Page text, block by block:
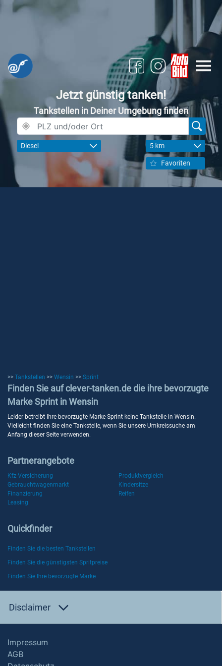
Jetzt günstig tanken!
Tankstellen in Deiner Umgebung finden
Diesel 5 km
Favoriten
>> Tankstellen >> Wensin >> Sprint
Finden Sie auf clever-tanken.de die ihre bevorzugte
Marke Sprint in Wensin
Leider betreibt Ihre bevorzugte Marke Sprint keine Tankstelle in Wensin.
Vielleicht finden Sie eine Tankstelle, wenn Sie unsere Umkreissuche am
Anfang dieser Seite verwenden.
Partnerangebote
Kfz-Versicherung
Produktvergleich
Gebrauchtwagenmarkt
Kindersitze
Finanzierung
Reifen
Leasing
Quickfinder
Finden Sie die besten Tankstellen
Finden Sie die günstigsten Spritpreise
Finden Sie Ihre bevorzugte Marke
Disclaimer
Impressum
AGB